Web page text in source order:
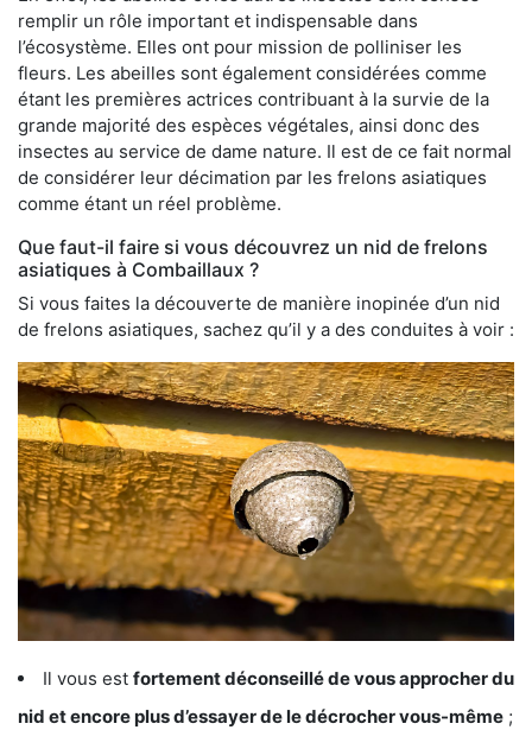
remplir un rôle important et indispensable dans
l’écosystème. Elles ont pour mission de polliniser les
fleurs. Les abeilles sont également considérées comme
étant les premières actrices contribuant à la survie de la
grande majorité des espèces végétales, ainsi donc des
insectes au service de dame nature. Il est de ce fait normal
de considérer leur décimation par les frelons asiatiques
comme étant un réel problème.
Que faut-il faire si vous découvrez un nid de frelons
asiatiques à Combaillaux ?
Si vous faites la découverte de manière inopinée d’un nid
de frelons asiatiques, sachez qu’il y a des conduites à voir :
Il vous est fortement déconseillé de vous approcher du
nid et encore plus d’essayer de le décrocher vous-même ;